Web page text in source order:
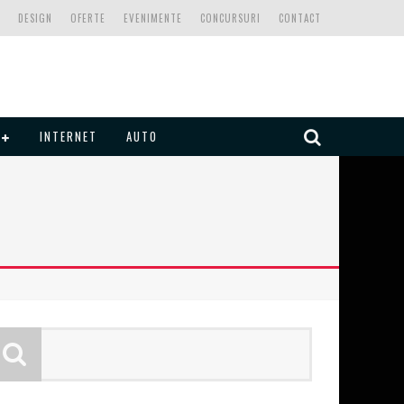
CONTACT
CONCURSURI
EVENIMENTE
OFERTE
DESIGN
INTERNET AUTO